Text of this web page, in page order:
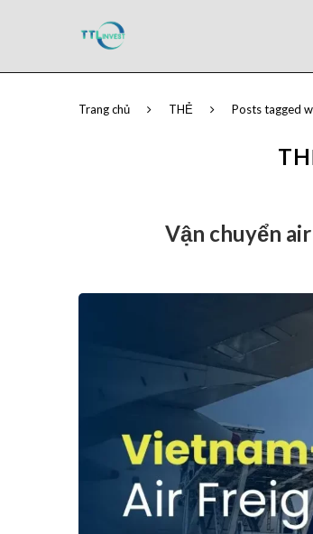
Trang chủ THẺ Posts tagged
Vận chuyển